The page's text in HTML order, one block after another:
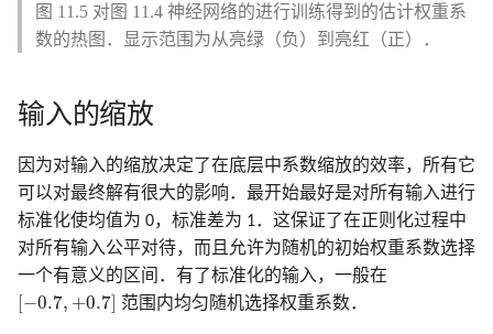
图 11.5 对图 11.4 神经网络的进行训练得到的估计权重系
数的热图．显示范围为从亮绿（负）到亮红（正）．
输入的缩放
因为对输入的缩放决定了在底层中系数缩放的效率，所有它
可以对最终解有很大的影响．最开始最好是对所有输入进行
标准化使均值为 0，标准差为 1．这保证了在正则化过程中
对所有输入公平对待，而且允许为随机的初始权重系数选择
一个有意义的区间．有了标准化的输入，一般在
[−0.7, +0.7]
[ 0.7,+ 0.7]
范围内均匀随机选择权重系数．